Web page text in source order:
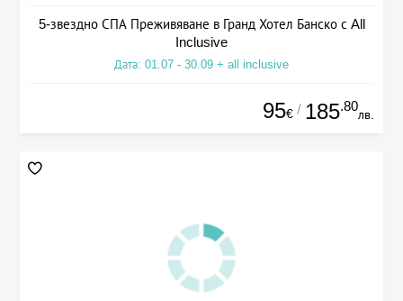
5-звездно СПА Преживяване в Гранд Хотел Банско с All
Inclusive
Дата: 01.07 - 30.09 + all inclusive
95€ / 185.80
лв.